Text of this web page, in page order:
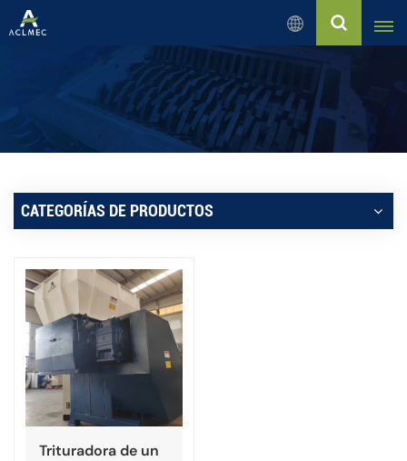
Español
English
Русский
Español
CATEGORÍAS DE PRODUCTOS
Trituradora de un